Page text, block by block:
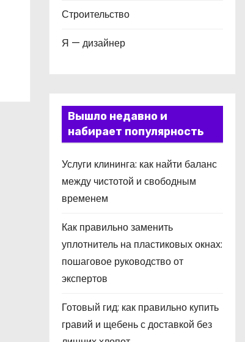
Строительство
Я — дизайнер
Вышло недавно и
набирает популярность
Услуги клининга: как найти баланс
между чистотой и свободным
временем
Как правильно заменить
уплотнитель на пластиковых окнах:
пошаговое руководство от
экспертов
Готовый гид: как правильно купить
гравий и щебень с доставкой без